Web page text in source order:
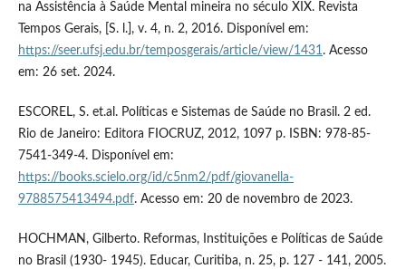
na Assistência à Saúde Mental mineira no século XIX. Revista
Tempos Gerais, [S. l.], v. 4, n. 2, 2016. Disponível em:
https://seer.ufsj.edu.br/temposgerais/article/view/1431. Acesso
em: 26 set. 2024.
ESCOREL, S. et.al. Políticas e Sistemas de Saúde no Brasil. 2 ed.
Rio de Janeiro: Editora FIOCRUZ, 2012, 1097 p. ISBN: 978-85-
7541-349-4. Disponível em:
https://books.scielo.org/id/c5nm2/pdf/giovanella-
9788575413494.pdf. Acesso em: 20 de novembro de 2023.
HOCHMAN, Gilberto. Reformas, Instituições e Políticas de Saúde
no Brasil (1930- 1945). Educar, Curitiba, n. 25, p. 127 - 141, 2005.